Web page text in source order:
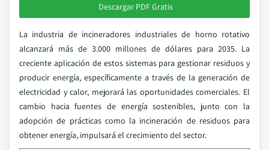
Descargar PDF Gratis
La industria de incineradores industriales de horno rotativo
alcanzará más de 3.000 millones de dólares para 2035. La
creciente aplicación de estos sistemas para gestionar residuos y
producir energía, específicamente a través de la generación de
electricidad y calor, mejorará las oportunidades comerciales. El
cambio hacia fuentes de energía sostenibles, junto con la
adopción de prácticas como la incineración de residuos para
obtener energía, impulsará el crecimiento del sector.